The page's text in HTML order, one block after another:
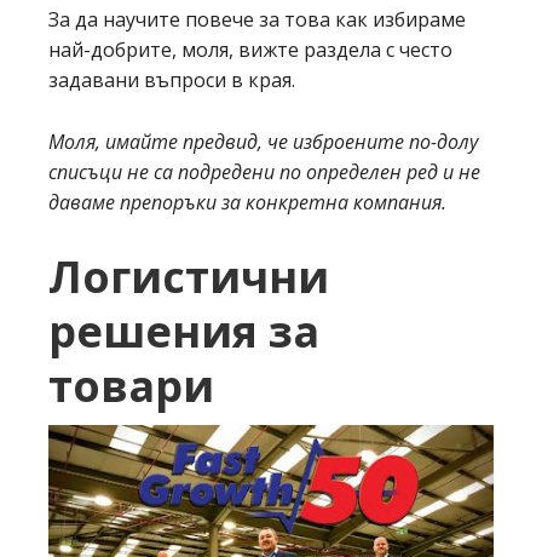
За да научите повече за това как избираме
най-добрите, моля, вижте раздела с често
задавани въпроси в края.
Моля, имайте предвид, че изброените по-долу
списъци не са подредени по определен ред и не
даваме препоръки за конкретна компания.
Логистични
решения за
товари